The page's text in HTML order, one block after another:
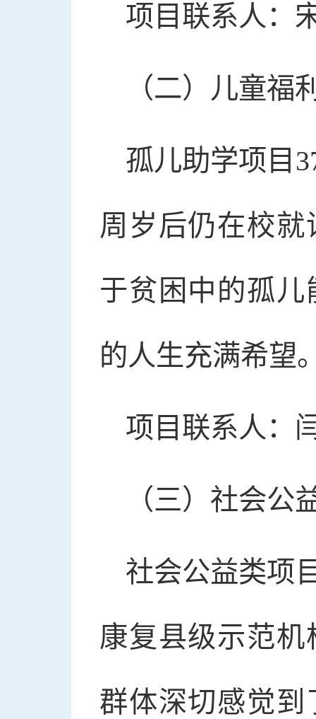
项目联系人：
（二）儿童福
孤儿助学项目
周岁后仍在校
于贫困中的孤
的人生充满希望
项目联系人：
（三）社会公
社会公益类项
康复县级示范
群体深切感觉